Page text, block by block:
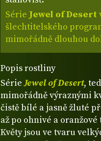
Série Jewel of Desert
šlechtitelského
mimořádně dlouhou
Popis rostliny
SérieJewel of Desert,
mimořádně výraznými
čistě bílé a jasně žluté
až po ohnivé a
Květy jsou ve tvaru